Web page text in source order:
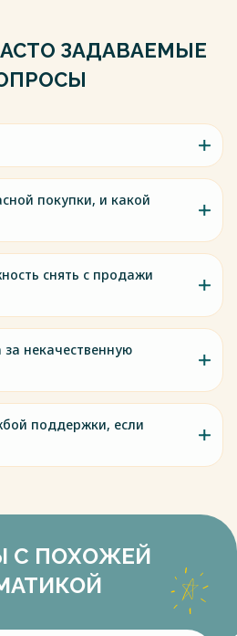
ЗАДАВАЕМЫЕ
покупки, и какой
снять с продажи
за некачественную
поддержки, если
С ПОХОЖЕЙ